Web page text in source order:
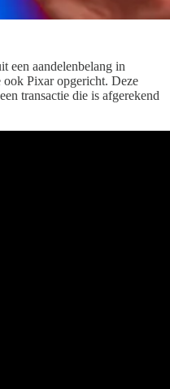
een aandelenbelang in
ook Pixar opgericht. Deze
transactie die is afgerekend